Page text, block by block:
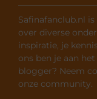
Safinafanclub.nl
over diverse
inspiratie, je
ons ben je aan
blogger? Neem
onze community.